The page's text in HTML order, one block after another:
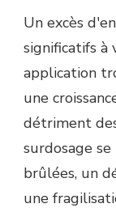
Un excès
significatifs à
application
une
détriment
surdosage
brûlées, un
une